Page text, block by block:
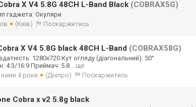
X V4 5.8G 48CH L-Band Black (COBRAX5G)
гаджета: Окуляри
(Київ) Поскаржитись
X V4 5.8G black 48CH L-Band (COBRAX58G)
1280x720 Кут огляду (діагональний): 50°
4:3/16:9 Приймач: 5.8... ще
нами 4 роки (Дніпро) Поскаржитись
Cobra x v2 5.8g black